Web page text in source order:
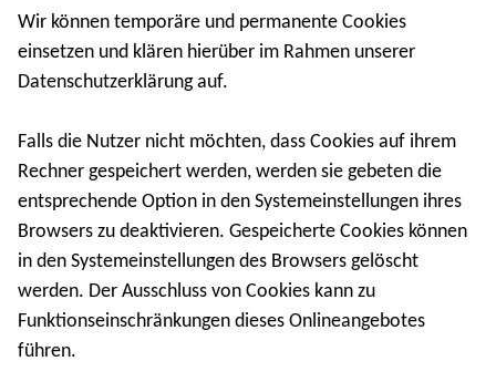
Wir können temporäre und permanente Cookies
einsetzen und klären hierüber im Rahmen unserer
Datenschutzerklärung auf.
Falls die Nutzer nicht möchten, dass Cookies auf ihrem
Rechner gespeichert werden, werden sie gebeten die
entsprechende Option in den Systemeinstellungen ihres
Browsers zu deaktivieren. Gespeicherte Cookies können
in den Systemeinstellungen des Browsers gelöscht
werden. Der Ausschluss von Cookies kann zu
Funktionseinschränkungen dieses Onlineangebotes
führen.